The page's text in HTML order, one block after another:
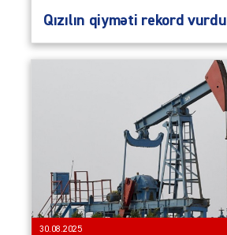
Qızılın qiyməti rekord vurdu
30.08.2025